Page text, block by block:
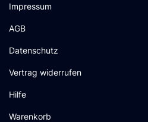
Impressum
AGB
Datenschutz
Vertrag widerrufen
Hilfe
Warenkorb